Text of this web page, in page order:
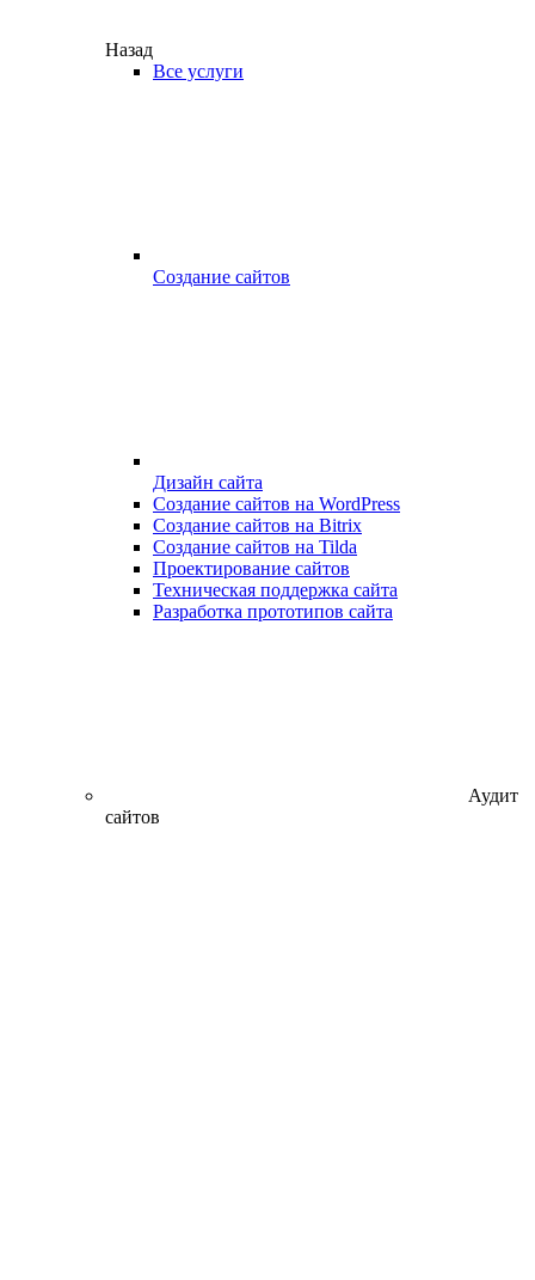
Назад
Все услуги
Создание сайтов
Дизайн сайта
Создание сайтов на WordPress
Создание сайтов на Bitrix
Создание сайтов на Tilda
Проектирование сайтов
Техническая поддержка сайта
Разработка прототипов сайта
Аудит
сайтов